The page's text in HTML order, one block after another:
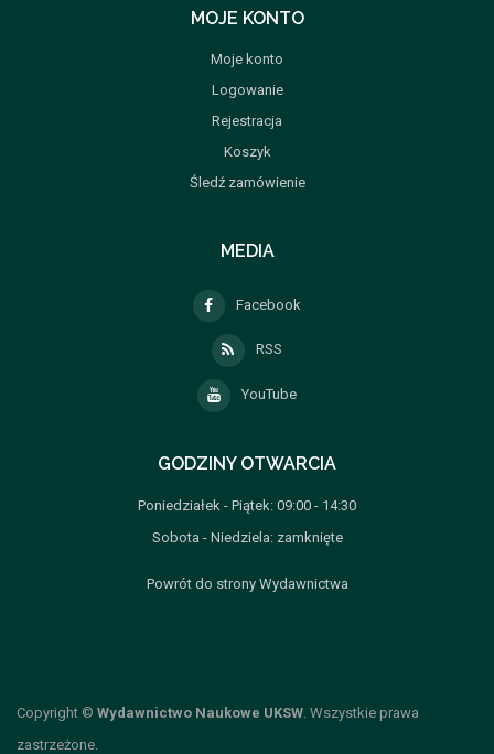
MOJE KONTO
Moje konto
Logowanie
Rejestracja
Koszyk
Śledź zamówienie
MEDIA
Facebook
RSS
YouTube
GODZINY OTWARCIA
Poniedziałek - Piątek: 09:00 - 14:30
Sobota - Niedziela: zamknięte
Powrót do strony Wydawnictwa
Copyright © Wydawnictwo Naukowe UKSW . Wszystkie prawa
zastrzeżone.